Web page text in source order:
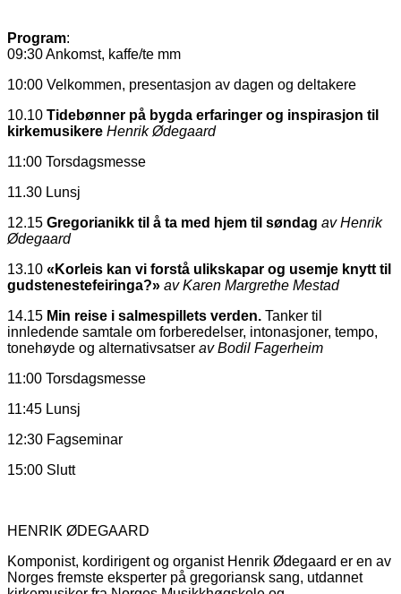
Program:
09:30 Ankomst, kaffe/te mm
10:00 Velkommen, presentasjon av dagen og deltakere
10.10 Tidebønner på bygda erfaringer og inspirasjon til
kirkemusikere Henrik Ødegaard
11:00 Torsdagsmesse
11.30 Lunsj
12.15 Gregorianikk til å ta med hjem til søndag avHenrik
Ødegaard
13.10 «Korleis kan vi forstå ulikskapar og usemje knytt til
gudstenestefeiringa?» av Karen Margrethe Mestad
14.15 Min reise i salmespillets verden. Tanker til
innledende samtale om forberedelser, intonasjoner, tempo,
tonehøyde og alternativsatser av Bodil Fagerheim
11:00 Torsdagsmesse
11:45 Lunsj
12:30 Fagseminar
15:00 Slutt
HENRIK ØDEGAARD
Komponist, kordirigent og organist Henrik Ødegaard er en av
Norges fremste eksperter på gregoriansk sang, utdannet